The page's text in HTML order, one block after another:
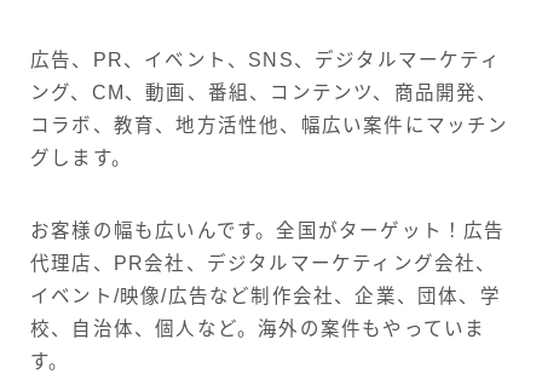
広告、PR、イベント、SNS、デジタルマーケティ
ング、CM、動画、番組、コンテンツ、商品開発、
コラボ、教育、地方活性他、幅広い案件にマッチン
グします。
お客様の幅も広いんです。全国がターゲット！広告
代理店、PR会社、デジタルマーケティング会社、
イベント/映像/広告など制作会社、企業、団体、学
校、自治体、個人など。海外の案件もやっていま
す。